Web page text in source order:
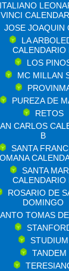
ITALIANO
VINCI
JOSE JOAQUIN
LA
CALENDARIO
LOS
MC MILLAN
PUREZA DE
RETOS
CARLOS
B
SANTA
SANTA
CALENDARIO
ROSARIO DE
DOMINGO
TOMAS
STUDIUM
TANDEM